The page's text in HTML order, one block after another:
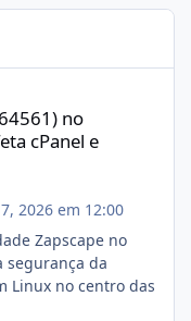
Como Afeta cPanel
no
cPanel e
2026 em 12:00
Zapscape no
segurança da
Linux no centro das